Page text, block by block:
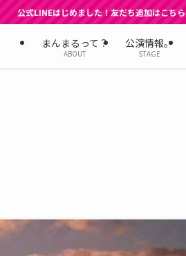
公式LINEはじめました！友だち追加はこちら
まんまるって？
ABOUT
公演情報。
STAGE